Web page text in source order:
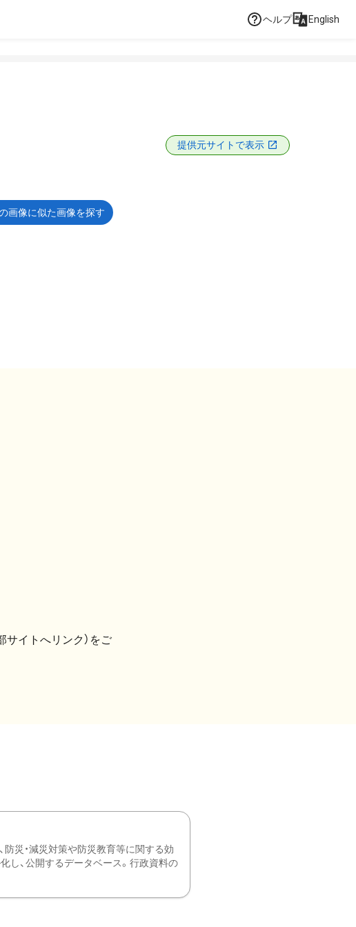
ヘルプ English
提供元サイトで表示
画像に似た画像を探す
サイトへリンク）をご
災・減災対策や防災教育等に関する効
し、公開するデータベース。行政資料の